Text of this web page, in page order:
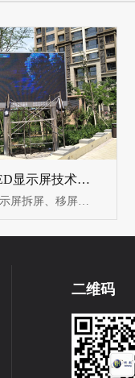
石家庄LED显示屏技术服务
1、LED显示屏拆屏、移屏服务（1）LED显示屏全面检测（2）全新安装场地勘测，...
二维码